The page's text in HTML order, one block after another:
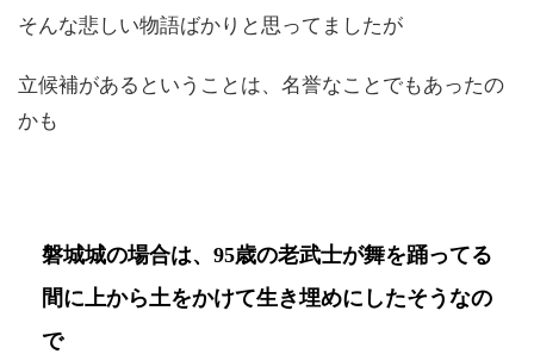
そんな悲しい物語ばかりと思ってましたが
立候補があるということは、名誉なことでもあったの
かも
磐城城の場合は、95歳の老武士が舞を踊ってる
間に上から土をかけて生き埋めにしたそうなの
で